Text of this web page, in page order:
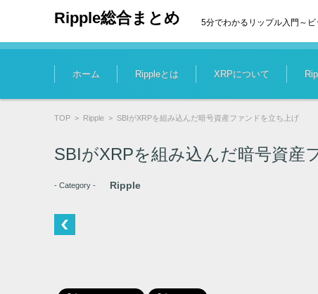
Ripple総合まとめ 5分でわかるリップル入門～
コンテンツに移動
ホーム Rippleとは XRPについて
TOP > Ripple > SBIがXRPを組み込んだ暗号資産ファンドを立ち上げ
SBIがXRPを組み込んだ暗号資産
- Category - Ripple